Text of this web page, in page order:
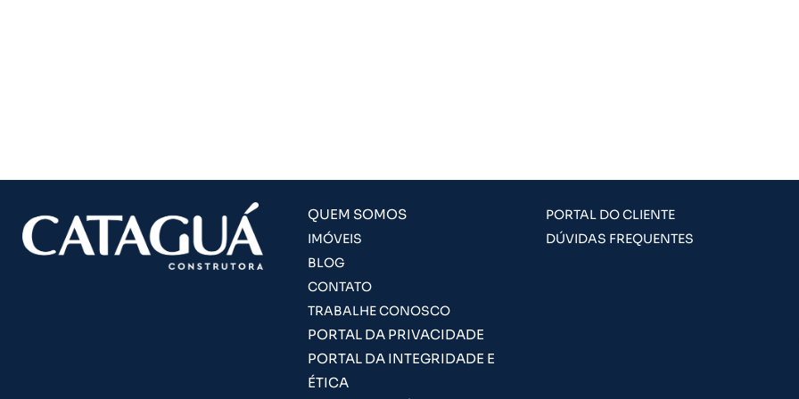
QUEM SOMOS
IMÓVEIS
BLOG
CONTATO
TRABALHE CONOSCO
PORTAL DA PRIVACIDADE
PORTAL DA INTEGRIDADE E
ÉTICA
PORTAL DO CLIENTE
DÚVIDAS FREQUENTES